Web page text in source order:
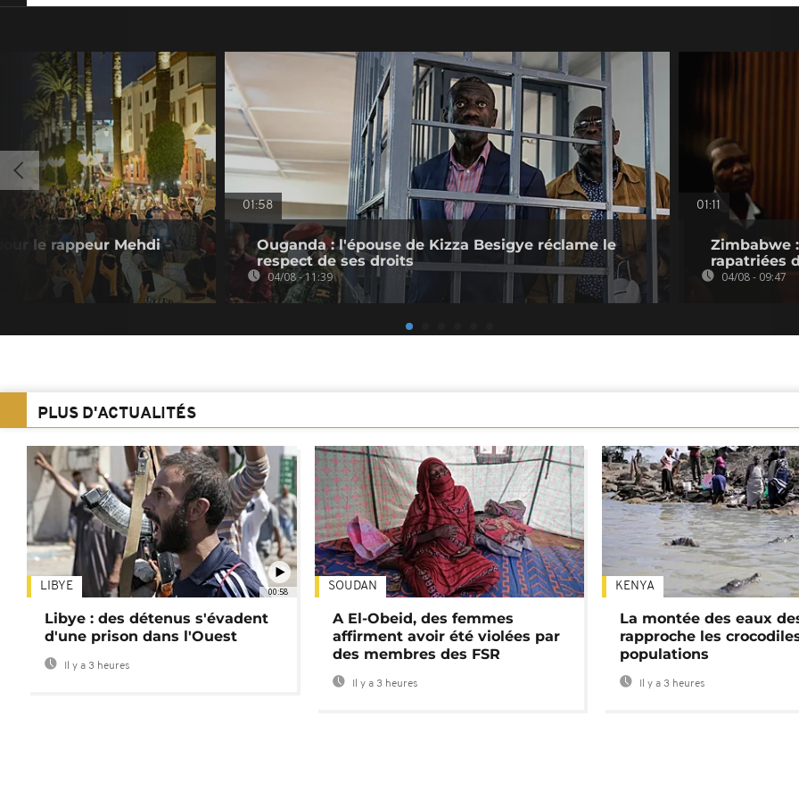
le rappeur Mehdi
01:58
Ouganda : l'épouse de Kizza Besigye réclame le
respect de ses droits
04/08 - 11:39
01:11
Zimbabwe
rapatriées
04/08 - 09:47
PLUS D'ACTUALITÉS
00:58
LIBYE
Libye : des détenus s'évadent
d'une prison dans l'Ouest
Il y a 3 heures
SOUDAN
A El-Obeid, des femmes
affirment avoir été violées par
des membres des FSR
Il y a 3 heures
KENYA
La montée des eaux
rapproche les
populations
Il y a 3 heures